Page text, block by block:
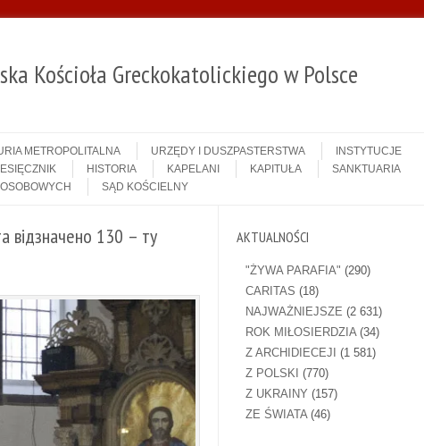
Kościoła Greckokatolickiego w Polsce
METROPOLITALNA URZĘDY I DUSZPASTERSTWA
INSTYTUCJE
HISTORIA KAPELANI KAPITUŁA
SANKTUARIA
SĄD KOŚCIELNY
відзначено 130 – ту
AKTUALNOŚCI
"ŻYWA PARAFIA" (290)
CARITAS (18)
NAJWAŻNIEJSZE (2 631)
ROK MIŁOSIERDZIA(34)
Z ARCHIDIECEJI (1 581)
Z POLSKI (770)
Z UKRAINY (157)
ZE ŚWIATA(46)